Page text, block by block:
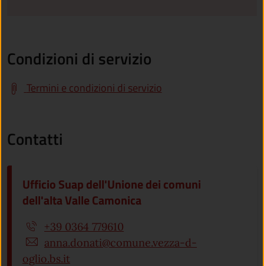
Condizioni di servizio
Termini e condizioni di servizio
Contatti
Ufficio Suap dell'Unione dei comuni
dell'alta Valle Camonica
+39 0364 779610
anna.donati@comune.vezza-d-
oglio.bs.it